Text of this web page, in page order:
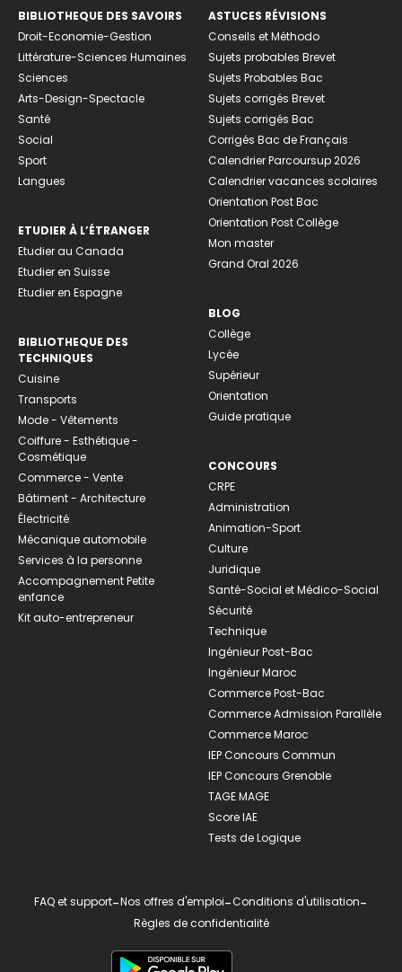
BIBLIOTHEQUE DES SAVOIRS
Droit-Economie-Gestion
Littérature-Sciences Humaines
Sciences
Arts-Design-Spectacle
Santé
Social
Sport
Langues
ETUDIER À L’ÉTRANGER
Etudier au Canada
Etudier en Suisse
Etudier en Espagne
BIBLIOTHEQUE DES
TECHNIQUES
Cuisine
Transports
Mode - Vêtements
Coiffure - Esthétique -
Cosmétique
Commerce - Vente
Bâtiment - Architecture
Électricité
Mécanique automobile
Services à la personne
Accompagnement Petite
enfance
Kit auto-entrepreneur
ASTUCES RÉVISIONS
Conseils et Méthodo
Sujets probables Brevet
Sujets Probables Bac
Sujets corrigés Brevet
Sujets corrigés Bac
Corrigés Bac de Français
Calendrier Parcoursup 2026
Calendrier vacances scolaires
Orientation Post Bac
Orientation Post Collège
Mon master
Grand Oral 2026
BLOG
Collège
Lycée
Supérieur
Orientation
Guide pratique
CONCOURS
CRPE
Administration
Animation-Sport
Culture
Juridique
Santé-Social et Médico-Social
Sécurité
Technique
Ingénieur Post-Bac
Ingénieur Maroc
Commerce Post-Bac
Commerce Admission Parallèle
Commerce Maroc
IEP Concours Commun
IEP Concours Grenoble
TAGE MAGE
Score IAE
Tests de Logique
FAQ et support-Nos offres d'emploi-Conditions d'utilisation-
Règles de confidentialité